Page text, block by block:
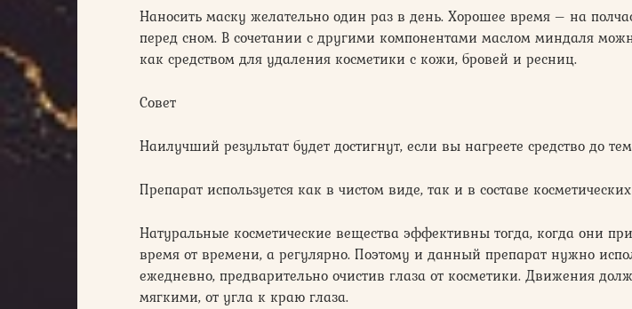
Наносить маску желательно один раз в день. Хорошее время – на
перед сном. В сочетании с другими компонентами маслом миндаля
как средством для удаления косметики с кожи, бровей и ресниц.
Совет
Наилучший результат будет достигнут, если вы нагреете средство до
Препарат используется как в чистом виде, так и в составе
Натуральные косметические вещества эффективны тогда, когда они
время от времени, а регулярно. Поэтому и данный препарат нужно
ежедневно, предварительно очистив глаза от косметики. Движения
мягкими, от угла к краю глаза.